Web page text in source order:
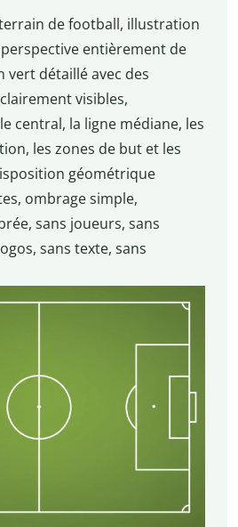
de football, illustration
entièrement de
vert détaillé avec des
visibles,
central, la ligne médiane, les
les zones de but et les
géométrique
ombrage simple,
sans joueurs, sans
sans texte, sans